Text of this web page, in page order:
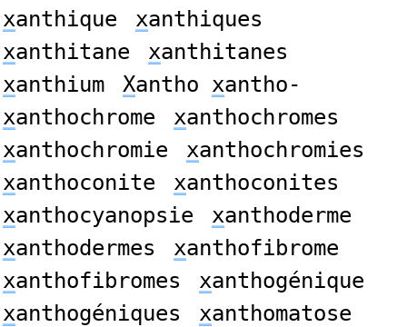
xanthique xanthiques
xanthitane xanthitanes
xanthium Xantho xantho-
xanthochrome xanthochromes
xanthochromie xanthochromies
xanthoconite xanthoconites
xanthocyanopsie xanthoderme
xanthodermes xanthofibrome
xanthofibromes xanthogénique
xanthogéniques xanthomatose